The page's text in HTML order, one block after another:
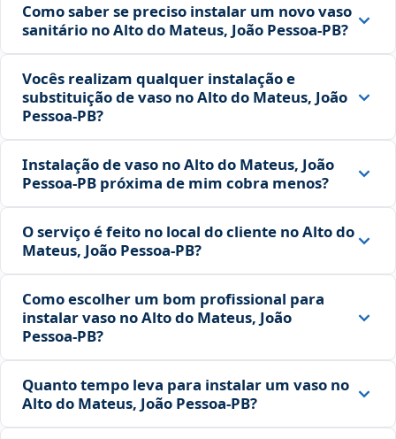
Como saber se preciso instalar um novo vaso
sanitário no Alto do Mateus, João Pessoa‑PB?
Vocês realizam qualquer instalação e
substituição de vaso no Alto do Mateus, João
Pessoa‑PB?
Instalação de vaso no Alto do Mateus, João
Pessoa‑PB próxima de mim cobra menos?
O serviço é feito no local do cliente no Alto do
Mateus, João Pessoa‑PB?
Como escolher um bom profissional para
instalar vaso no Alto do Mateus, João
Pessoa‑PB?
Quanto tempo leva para instalar um vaso no
Alto do Mateus, João Pessoa‑PB?